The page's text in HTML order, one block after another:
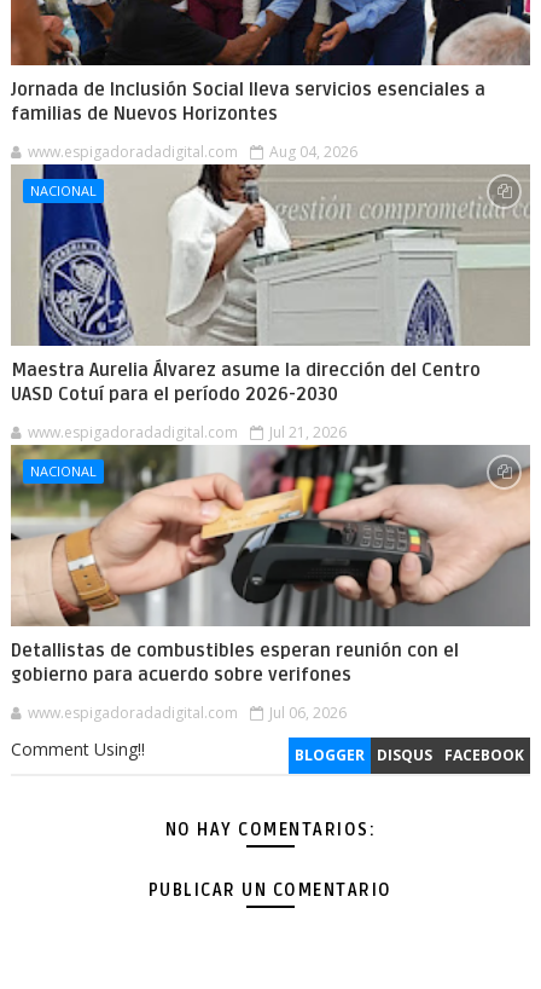
Jornada de Inclusión Social lleva servicios esenciales a
familias de Nuevos Horizontes
www.espigadoradadigital.com Aug 04, 2026
NACIONAL
Maestra Aurelia Álvarez asume la dirección del Centro
UASD Cotuí para el período 2026-2030
www.espigadoradadigital.com Jul 21, 2026
NACIONAL
Detallistas de combustibles esperan reunión con el
gobierno para acuerdo sobre verifones
www.espigadoradadigital.com Jul 06, 2026
BLOGGER DISQUS FACEBOOK
Comment Using!!
NO HAY COMENTARIOS:
PUBLICAR UN COMENTARIO